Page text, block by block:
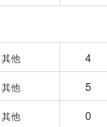
其他 4
其他 5
其他 0